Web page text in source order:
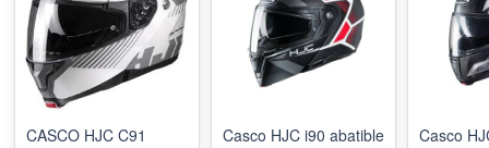
CASCO HJC C91 Casco HJC i90 abatible Casco